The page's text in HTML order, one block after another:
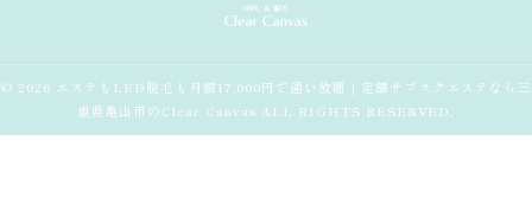
© 2026 エステもLED脱毛も月額17,000円で通い放題｜定額サブスクエステなら三
重県亀山市のClear Canvas ALL RIGHTS RESERVED.